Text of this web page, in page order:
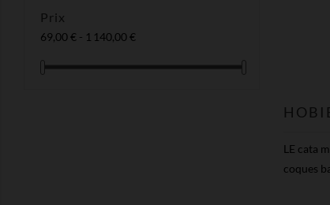
Prix
69,00 € - 1 140,00 €
LE cata
coques